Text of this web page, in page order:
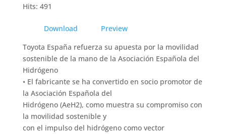
Hits: 491
Download
Preview
Toyota España refuerza su apuesta por la movilidad
sostenible de la mano de la Asociación Española del
Hidrógeno
• El fabricante se ha convertido en socio promotor de
la Asociación Española del
Hidrógeno (AeH2), como muestra su compromiso con
la movilidad sostenible y
con el impulso del hidrógeno como vector